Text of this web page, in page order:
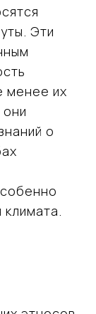
Эти
менее их
о